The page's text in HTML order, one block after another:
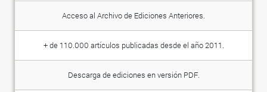
Acceso al Archivo de Ediciones Anteriores.
+ de 110.000 artículos publicadas desde el año 2011.
Descarga de ediciones en versión PDF.